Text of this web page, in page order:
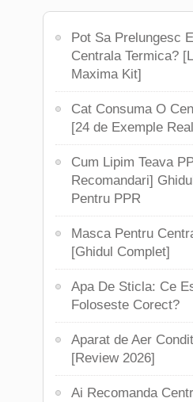
Pot Sa Prelungesc
Centrala Termica?
Maxima Kit]
Cat Consuma O
[24 de Exemple
Cum Lipim Teava
Recomandari]
Pentru PPR
Masca Pentru
[Ghidul Complet]
Apa De Sticla: Ce
Foloseste Corect?
Aparat de Aer
[Review 2026]
Ai Recomanda